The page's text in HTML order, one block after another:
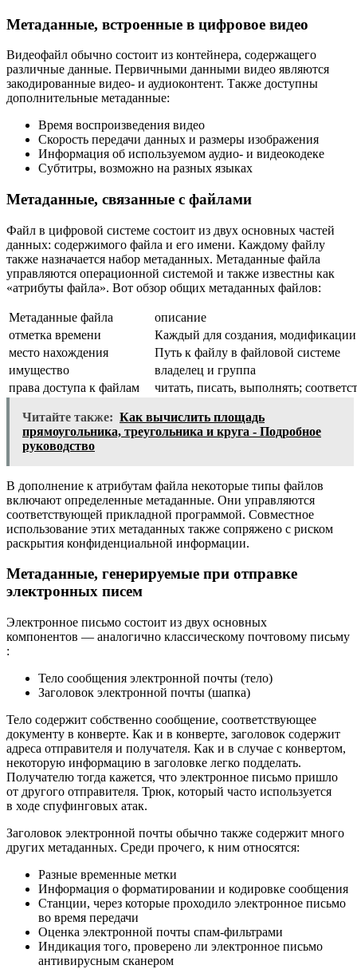
Метаданные, встроенные в цифровое видео
Видеофайл обычно состоит из контейнера, содержащего
различные данные. Первичными данными видео являются
закодированные видео- и аудиоконтент. Также доступны
дополнительные метаданные:
Время воспроизведения видео
Скорость передачи данных и размеры изображения
Информация об используемом аудио- и видеокодеке
Субтитры, возможно на разных языках
Метаданные, связанные с файлами
Файл в цифровой системе состоит из двух основных частей
данных: содержимого файла и его имени. Каждому файлу
также назначается набор метаданных. Метаданные файла
управляются операционной системой и также известны как
«атрибуты файла». Вот обзор общих метаданных файлов:
Метаданные файла
описание
отметка времени
Каждый для создания,
место нахождения
Путь к файлу в файловой системе
имущество
владелец и группа
права доступа к файлам
читать, писать, выполнять;
Читайте также: Как вычислить площадь
прямоугольника, треугольника и круга - Подробное
руководство
В дополнение к атрибутам файла некоторые типы файлов
включают определенные метаданные. Они управляются
соответствующей прикладной программой. Совместное
использование этих метаданных также сопряжено с риском
раскрытия конфиденциальной информации.
Метаданные, генерируемые при отправке
электронных писем
Электронное письмо состоит из двух основных
компонентов — аналогично классическому почтовому письму
:
Тело сообщения электронной почты (тело)
Заголовок электронной почты (шапка)
Тело содержит собственно сообщение, соответствующее
документу в конверте. Как и в конверте, заголовок содержит
адреса отправителя и получателя. Как и в случае с конвертом,
некоторую информацию в заголовке легко подделать.
Получателю тогда кажется, что электронное письмо пришло
от другого отправителя. Трюк, который часто используется
в ходе спуфинговых атак.
Заголовок электронной почты обычно также содержит много
других метаданных. Среди прочего, к ним относятся:
Разные временные метки
Информация о форматировании и кодировке сообщения
Станции, через которые проходило электронное письмо
во время передачи
Оценка электронной почты спам-фильтрами
Индикация того, проверено ли электронное письмо
антивирусным сканером